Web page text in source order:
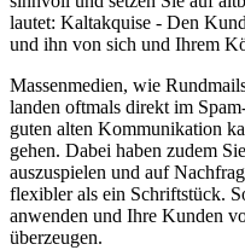
lautet: Kaltakquise - Den
und ihn von sich und Ihrem
Massenmedien, wie
landen oftmals direkt im
guten alten Kommunikation
gehen. Dabei haben zudem
auszuspielen und auf
flexibler als ein Schriftstück.
anwenden und Ihre Kunden
überzeugen.